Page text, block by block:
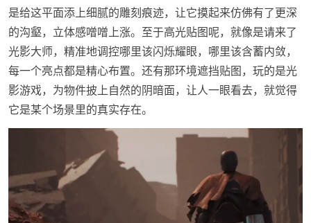
是给这平面添上细腻的雕刻痕迹，让它摸起来仿佛有了更深
的沟壑，立体感噌噌上涨。至于高光贴图呢，就像是请来了
光影大师，精准地调控哪里该闪烁耀眼，哪里该含蓄内敛，
每一个亮点都是精心布置。还有那环境遮挡贴图，玩的是光
影游戏，为物件披上自然的阴暗面，让人一眼看去，就觉得
它是某个场景里的真实存在。